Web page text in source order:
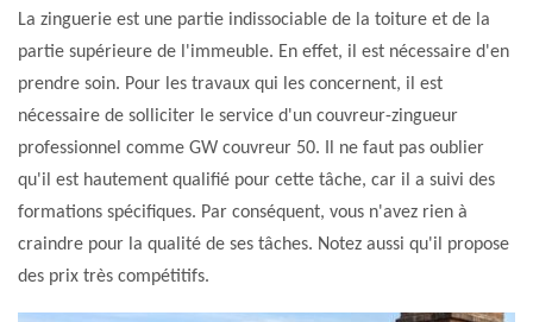
La zinguerie est une partie indissociable de la toiture et de la
partie supérieure de l'immeuble. En effet, il est nécessaire d'en
prendre soin. Pour les travaux qui les concernent, il est
nécessaire de solliciter le service d'un couvreur-zingueur
professionnel comme GW couvreur 50. Il ne faut pas oublier
qu'il est hautement qualifié pour cette tâche, car il a suivi des
formations spécifiques. Par conséquent, vous n'avez rien à
craindre pour la qualité de ses tâches. Notez aussi qu'il propose
des prix très compétitifs.